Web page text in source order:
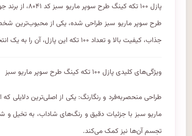
پازل ۱۰۰ تکه
طرح سوپر ماریو سبز طراحی شده، یکی از محبوب‌ترین
جذاب، کیفیت بالا و تعداد ۱۰۰ تکه این پازل، آن را به یک انتخاب ایده‌آل برای کودکان و حتی نوجوانان تبدیل کرده است.
ویژگی‌های کلیدی پازل ۱۰۰ تکه کینگ طرح سوپر ماریو سبز
طراحی منحصربه‌فرد و رنگارنگ: یکی از اصلی‌ترین دلایلی
ماریو سبز با جزئیات دقیق و رنگ‌های شاداب، به تخیل و
تجسم آن‌ها نیز کمک می‌کند.